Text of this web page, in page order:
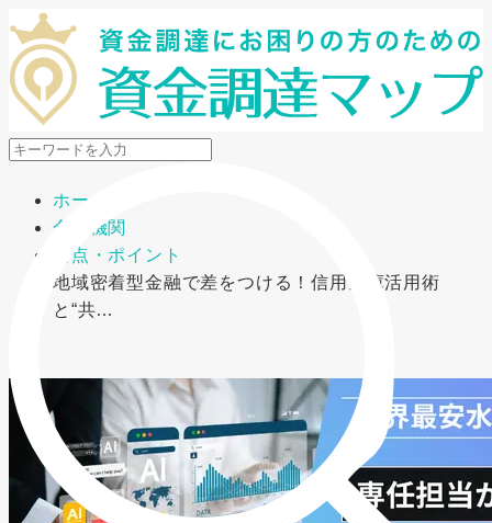
メニューを開閉
ホーム
金融機関
要点・ポイント
地域密着型金融で差をつける！信用金庫活用術
と“共…